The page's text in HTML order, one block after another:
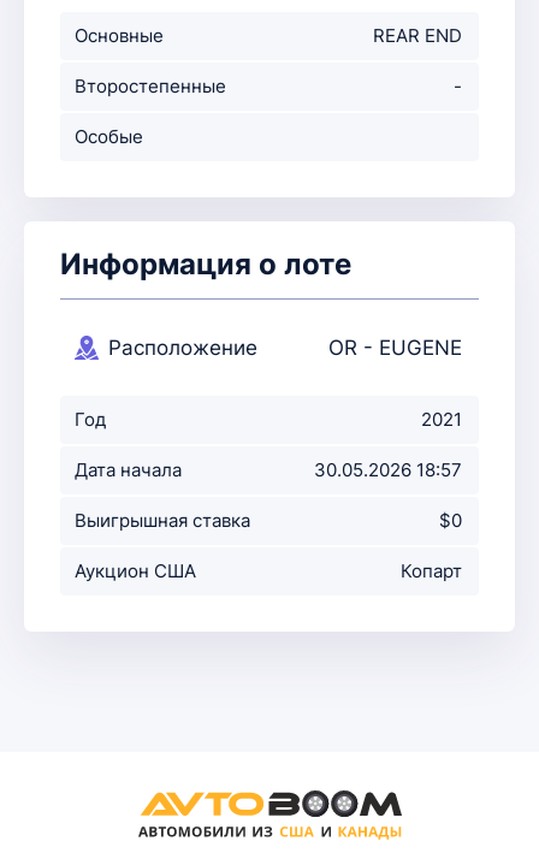
Основные
повреждения
REAR END
Второстепенные
повр-ния
-
Особые
Информация о лоте
Расположение
OR - EUGENE
Год 2021
Дата начала
аукциона
30.05.2026 18:57
Выигрышная ставка $0
Аукцион США Копарт